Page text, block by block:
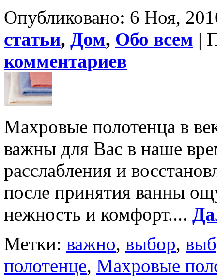
Опубликовано: 6 Ноя,
статьи, Дом, Обо всем |
комментариев
Махровые полотенца в
важны для Вас в наше
расслабления и
после принятия ванны
нежность и комфорт....
Метки: важно, выбор,
полотенце, Махровые